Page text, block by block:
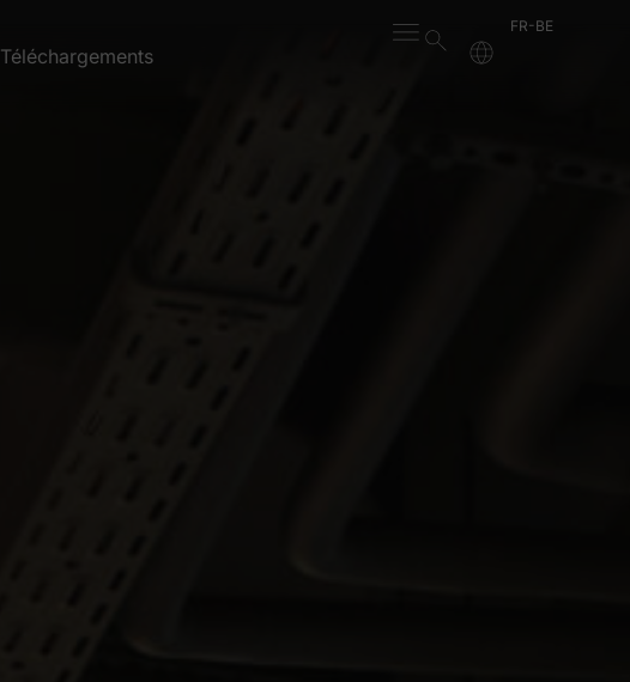
Téléchargements
FR-BE